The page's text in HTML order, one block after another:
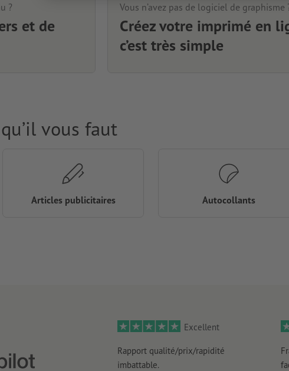
?
et de
Vous n’avez pas de logiciel de graphisme
Créez votre imprimé en
c’est très simple
Excellent
Rapport qualité/prix/rapidité
imbattable.
vous faut
Articles publicitaires Autocollants